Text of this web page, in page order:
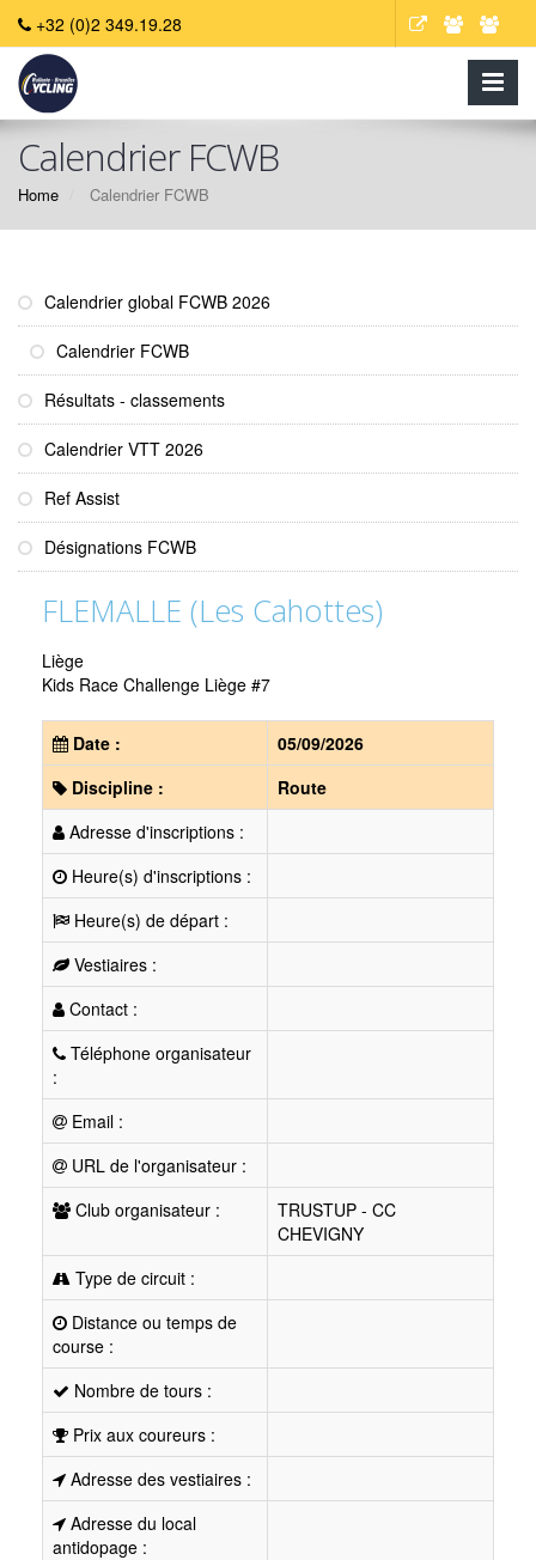
+32 (0)2 349.19.28
Calendrier FCWB
Home Calendrier FCWB
Calendrier global FCWB 2026
Calendrier FCWB
Résultats - classements
Calendrier VTT 2026
Ref Assist
Désignations FCWB
FLEMALLE (Les Cahottes)
Liège
Kids Race Challenge Liège #7
Date :
05/09/2026
Discipline :
Route
Adresse d'inscriptions :
Heure(s) d'inscriptions :
Heure(s) de départ :
Vestiaires :
Contact :
Téléphone organisateur
:
Email :
URL de l'organisateur :
Club organisateur :
TRUSTUP - CC
CHEVIGNY
Type de circuit :
Distance ou temps de
course :
Nombre de tours :
Prix aux coureurs :
Adresse des vestiaires :
Adresse du local
antidopage :